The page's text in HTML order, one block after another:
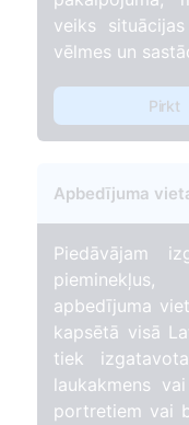
veiks
vēlmes un
Pirkt
Apbedījuma
Piedāvājam
apbedījuma
kapsētā visā
tiek
laukakmens
portretiem vai